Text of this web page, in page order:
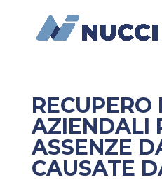
RECUPERO
AZIENDALI
ASSENZE
CAUSATE